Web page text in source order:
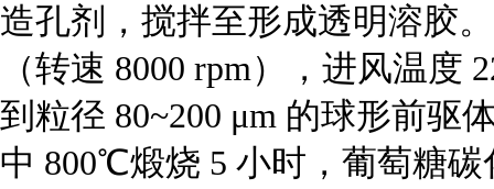
造孔剂，搅拌至形成透明溶胶
（转速 8000 rpm），进风温
到粒径 80~200 μm 的球形前驱
中 800℃煅烧 5 小时，葡萄糖